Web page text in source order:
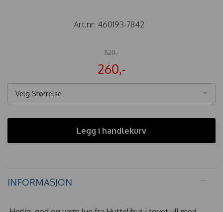
Art.nr: 460193-7842
520,-
260,-
Velg Størrelse
Legg i handlekurv
INFORMASJON